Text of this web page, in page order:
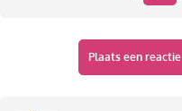
Plaats een reactie